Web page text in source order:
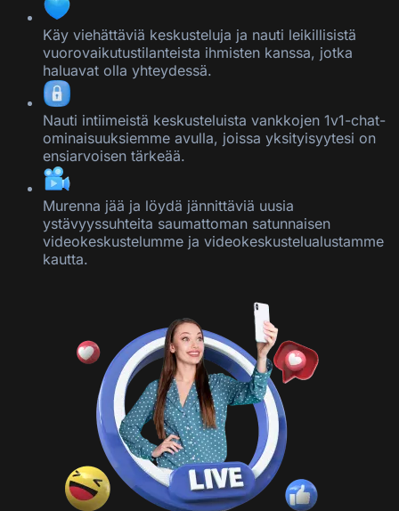
Käy viehättäviä keskusteluja ja nauti leikillisistä
vuorovaikutustilanteista ihmisten kanssa, jotka
haluavat olla yhteydessä.
Nauti intiimeistä keskusteluista vankkojen 1v1-chat-
ominaisuuksiemme avulla, joissa yksityisyytesi on
ensiarvoisen tärkeää.
Murenna jää ja löydä jännittäviä uusia
ystävyyssuhteita saumattoman satunnaisen
videokeskustelumme ja videokeskustelualustamme
kautta.